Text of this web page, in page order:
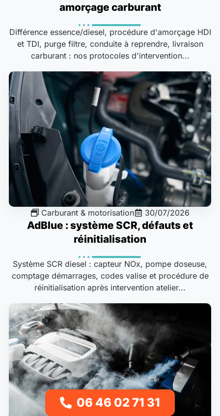
amorçage carburant
Différence essence/diesel, procédure d'amorçage HDI
et TDI, purge filtre, conduite à reprendre, livraison
carburant : nos protocoles d'intervention...
Carburant & motorisation 30/07/2026
AdBlue : système SCR, défauts et
réinitialisation
Système SCR diesel : capteur NOx, pompe doseuse,
comptage démarrages, codes valise et procédure de
réinitialisation après intervention atelier...
06 46 02 71 31